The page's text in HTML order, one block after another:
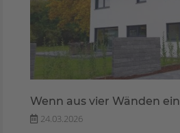
Wenn aus vier Wänden
24.03.2026